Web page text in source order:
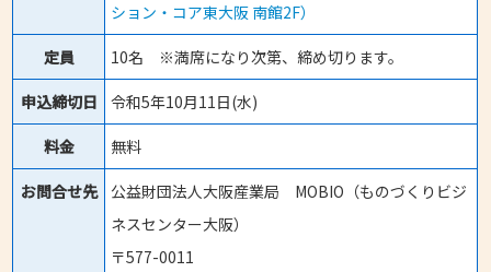
ション・コア東大阪 南館2F）
定員 10名 ※満席になり次第、締め切ります。
申込締切日 令和5年10月11日(水)
料金 無料
お問合せ先
公益財団法人大阪産業局 MOBIO（ものづくりビジ
ネスセンター大阪）
〒577-0011